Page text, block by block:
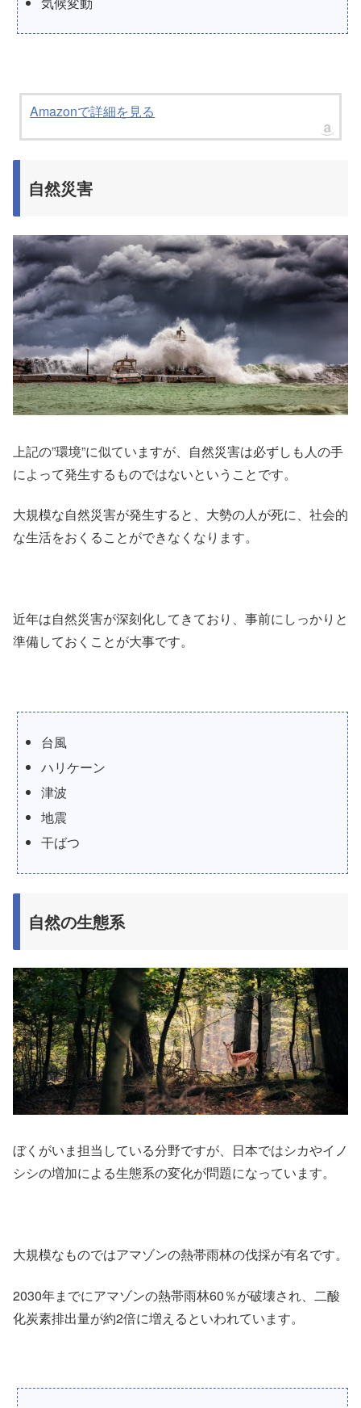
Amazonで詳細を見る
自然災害
上記の”環境”に似ていますが、自然災害は必ずしも人の手
によって発生するものではないということです。
大規模な自然災害が発生すると、大勢の人が死に、社会的
な生活をおくることができなくなります。
近年は自然災害が深刻化してきており、事前にしっかりと
準備しておくことが大事です。
台風
ハリケーン
津波
地震
干ばつ
自然の生態系
ぼくがいま担当している分野ですが、日本ではシカやイノ
シシの増加による生態系の変化が問題になっています。
大規模なものではアマゾンの熱帯雨林の伐採が有名です。
2030年までにアマゾンの熱帯雨林60％が破壊され、二酸
化炭素排出量が約2倍に増えるといわれています。